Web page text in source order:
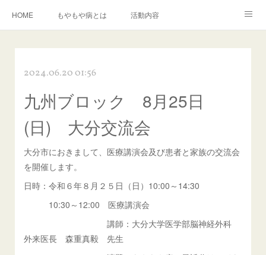
HOME もやもや病とは 活動内容
入会について お問い合わせ
2024.06.20 01:56
九州ブロック 8月25日
(日) 大分交流会
大分市におきまして、医療講演会及び患者と家族の交流会
を開催します。
日時：令和６年８月２５日（日）10:00～14:30
10:30～12:00 医療講演会
講師：大分大学医学部脳神経外科
外来医長 森重真毅 先生